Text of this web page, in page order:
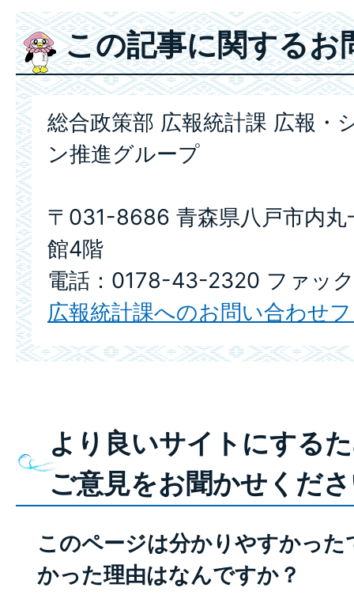
この記事に関するお
総合政策部 広報統計課 広報・
ン推進グループ
〒031-8686 青森県八戸市内丸
館4階
電話：0178-43-2320 ファッ
広報統計課へのお問い合わせ
より良いサイトにする
ご意見をお聞かせくだ
このページは分かりやすかっ
かった理由はなんですか？